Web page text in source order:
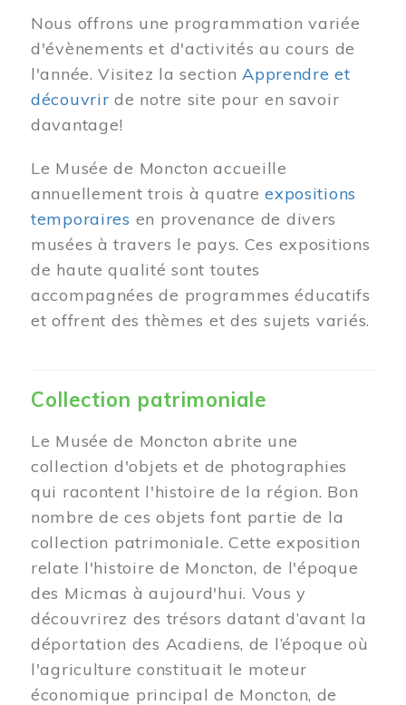
Nous offrons une programmation variée
d'évènements et d'activités au cours de
l'année. Visitez la sectionApprendre et
découvrir de notre site pour en savoir
davantage!
Le Musée de Moncton accueille
annuellement trois à quatreexpositions
temporaires en provenance de divers
musées à travers le pays. Ces expositions
de haute qualité sont toutes
accompagnées de programmes éducatifs
et offrent des thèmes et des sujets variés.
Collection patrimoniale
Le Musée de Moncton abrite une
collection d'objets et de photographies
qui racontent l'histoire de la région. Bon
nombre de ces objets font partie de la
collection patrimoniale. Cette exposition
relate l'histoire de Moncton, de l'époque
des Micmas à aujourd'hui. Vous y
découvrirez des trésors datant d’avant la
déportation des Acadiens, de l’époque où
l'agriculture constituait le moteur
économique principal de Moncton, de